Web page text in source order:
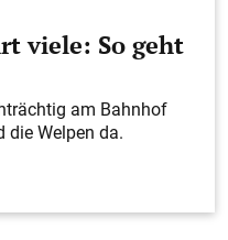
viele: So geht
am Bahnhof
die Welpen da.